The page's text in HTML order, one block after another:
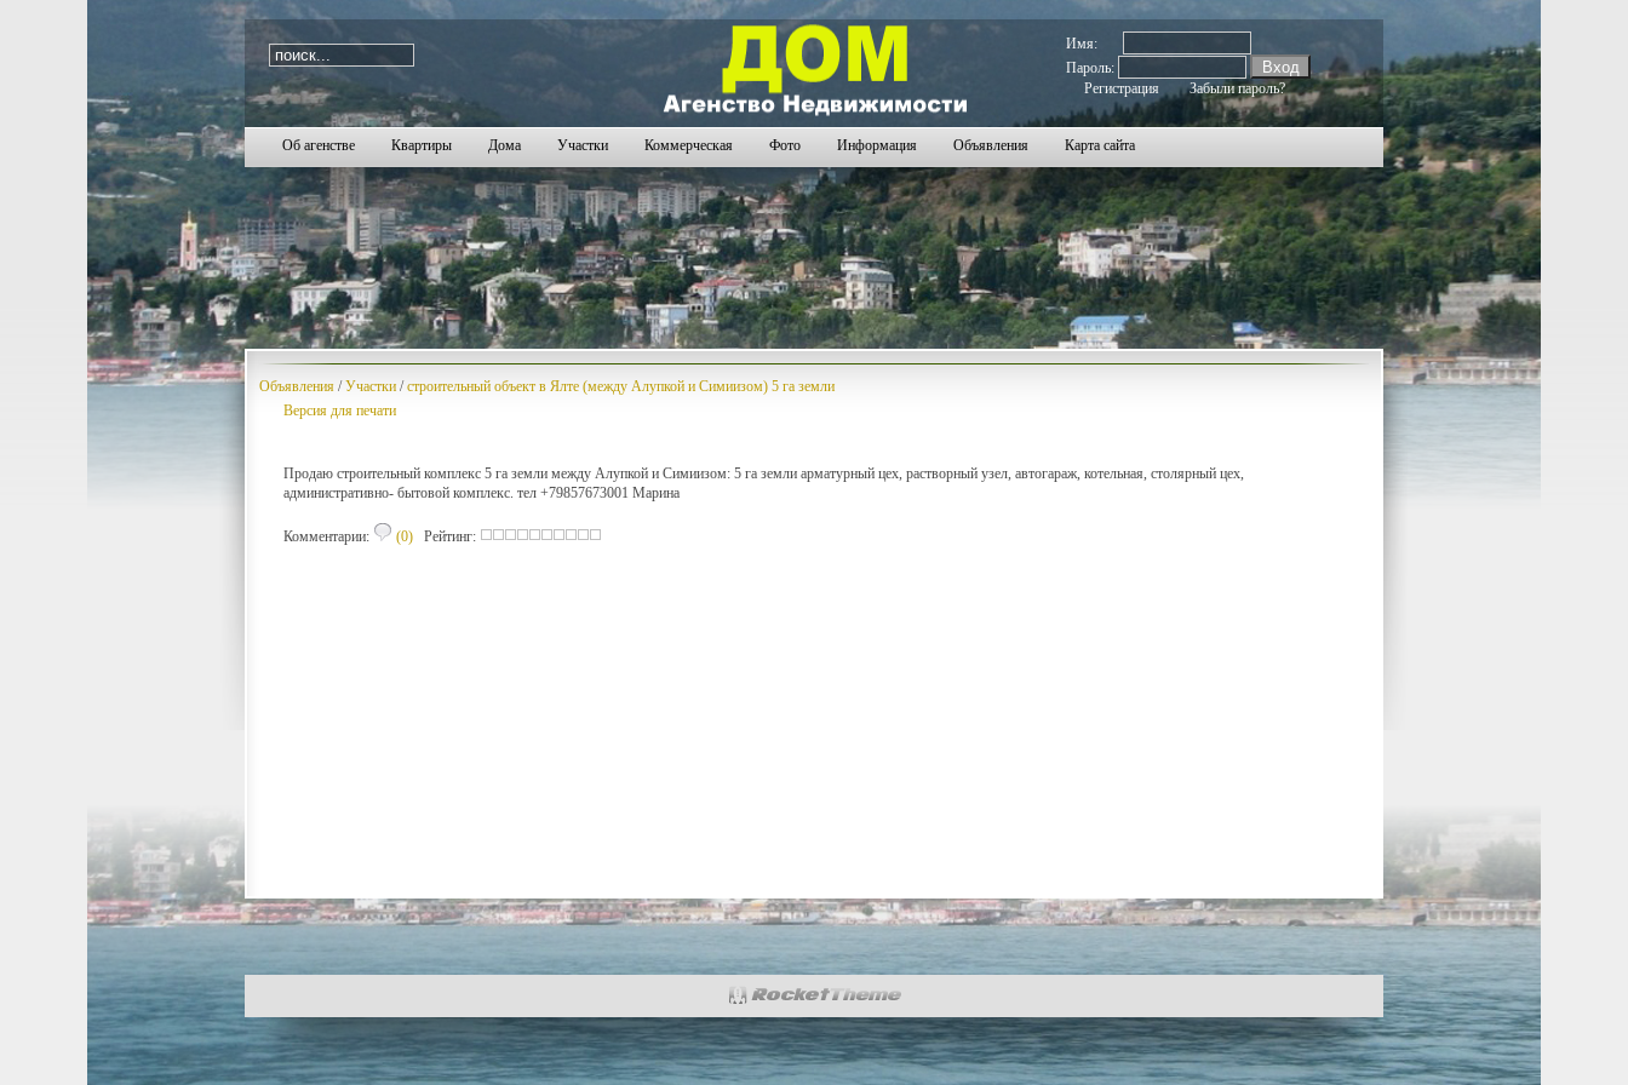
Имя:
Пароль:
Регистрация
Забыли пароль?
Об агенстве Квартиры Дома Участки Коммерческая Фото Информация Объявления Карта сайта
Объявления /Участки /строительный объект в Ялте (между Алупкой и Симиизом) 5 га земли
Версия для печати
Продаю строительный комплекс 5 га земли между Алупкой и Симиизом: 5 га земли арматурный цех, растворный узел, автогараж, котельная, столярный цех,
административно- бытовой комплекс. тел +79857673001 Марина
Комментарии: (0) Рейтинг: